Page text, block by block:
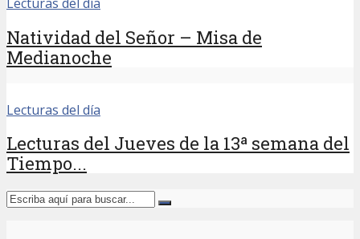
Natividad del Señor – Misa de
Medianoche
Lecturas del día
Lecturas del Jueves de la 13ª semana del
Tiempo...